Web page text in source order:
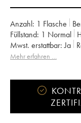
Anzahl: 1 Flasche
Füllstand: 1 Normal
Mwst. erstattbar: ja
Appellation:
Côtes-
Mehr erfahren …